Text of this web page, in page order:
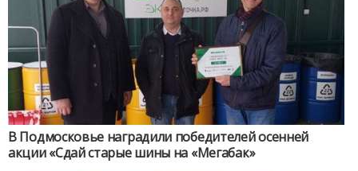
В Подмосковье наградили победителей осенней
акции «Сдай старые шины на «Мегабак»